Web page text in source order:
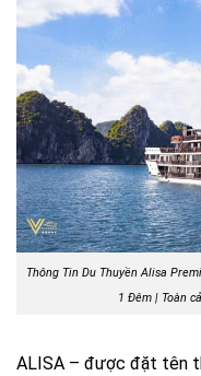
Thông Tin Du Thuyền Alisa
1 Đêm | Toàn
ALISA – được đặt tên